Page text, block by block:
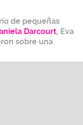
de pequeñas
Darcourt, Eva
sobre una